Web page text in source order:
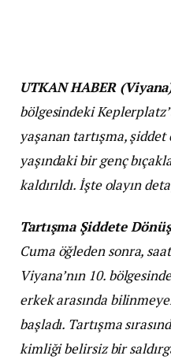
UTKAN HABER
bölgesindeki
yaşanan tartışma, şiddet
yaşındaki bir genç
kaldırıldı. İşte olayın
Tartışma Şiddete
Cuma öğleden sonra,
Viyana’nın 10.
erkek arasında
başladı. Tartışma
kimliği belirsiz bir